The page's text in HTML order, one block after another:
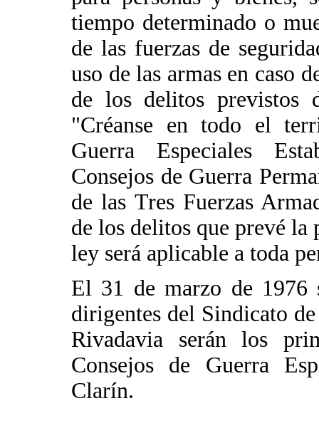
tiempo determinado o
de las fuerzas de
uso de las armas en caso
de los delitos previstos
"Créanse en todo el
Guerra Especiales
Consejos de Guerra
de las Tres Fuerzas
de los delitos que prevé
ley será aplicable a toda
El 31 de marzo de 1976
dirigentes del Sindicato
Rivadavia serán los
Consejos de Guerra
Clarín.